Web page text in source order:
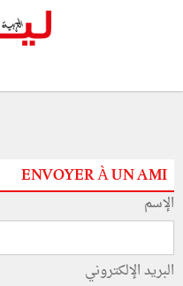
ENVOYER À UN AMI
الإسم
البريد الإلكتروني